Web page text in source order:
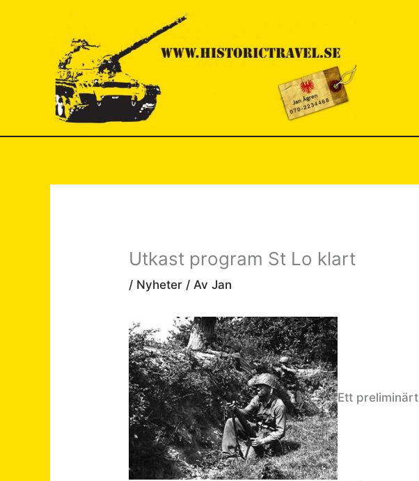
Utkast program St Lo klart
/ Nyheter / AvJan
Ett